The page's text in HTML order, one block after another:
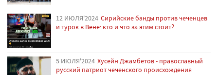
12 ИЮЛЯ'2024 Сирийские банды против чеченцев
и турок в Вене: кто и что за этим стоит?
5 ИЮЛЯ'2024 Хусейн Джамбетов - православный
русский патриот чеченского происхождения